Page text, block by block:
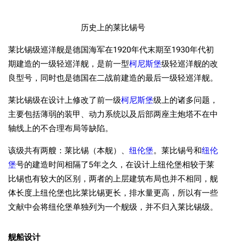
历史上的莱比锡号
莱比锡级巡洋舰是德国海军在1920年代末期至1930年代初
期建造的一级轻巡洋舰，是前一型柯尼斯堡级轻巡洋舰的改
良型号，同时也是德国在二战前建造的最后一级轻巡洋舰。
莱比锡级在设计上修改了前一级柯尼斯堡级上的诸多问题，
主要包括薄弱的装甲、动力系统以及后部两座主炮塔不在中
轴线上的不合理布局等缺陷。
该级共有两艘：莱比锡（本舰）、 纽伦堡。莱比锡号和纽伦
堡号的建造时间相隔了5年之久，在设计上纽伦堡相较于莱
比锡也有较大的区别，两者的上层建筑布局也并不相同，舰
体长度上纽伦堡也比莱比锡更长，排水量更高，所以有一些
文献中会将纽伦堡单独列为一个舰级，并不归入莱比锡级。
舰船设计